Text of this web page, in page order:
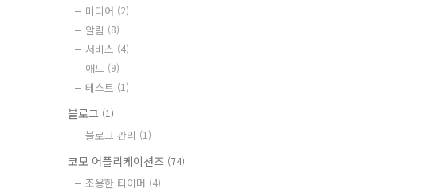
미디어 (2)
알림 (8)
서비스 (4)
애드 (9)
테스트 (1)
블로그 (1)
블로그 관리 (1)
코모 어플리케이션즈 (74)
조용한 타이머 (4)